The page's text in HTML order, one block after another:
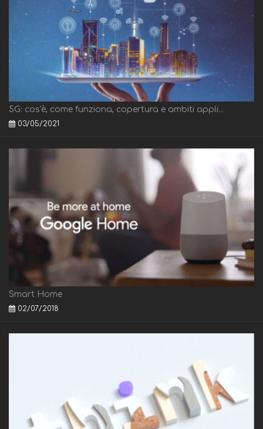
5G: cos'è, come funziona, copertura e ambiti appli...
03/05/2021
Smart Home
02/07/2018